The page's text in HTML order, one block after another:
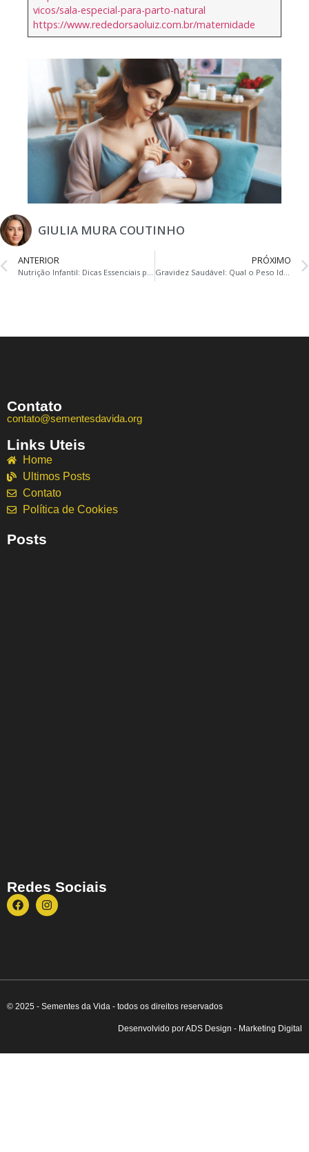
vicos/sala-especial-para-parto-natural
https://www.rededorsaoluiz.com.br/maternidade
GIULIA MURA COUTINHO
ANTERIOR
Nutrição Infantil: Dicas Essenciais para Famílias Modernas
PRÓXIMO
Gravidez Saudável: Qual o Peso Ideal e Seus Impactos no Bebê
Contato
contato@sementesdavida.org
Links Uteis
Home
Ultimos Posts
Contato
Política de Cookies
Posts
Redes Sociais
© 2025 - Sementes da Vida - todos os direitos reservados
Desenvolvido por ADS Design - Marketing Digital